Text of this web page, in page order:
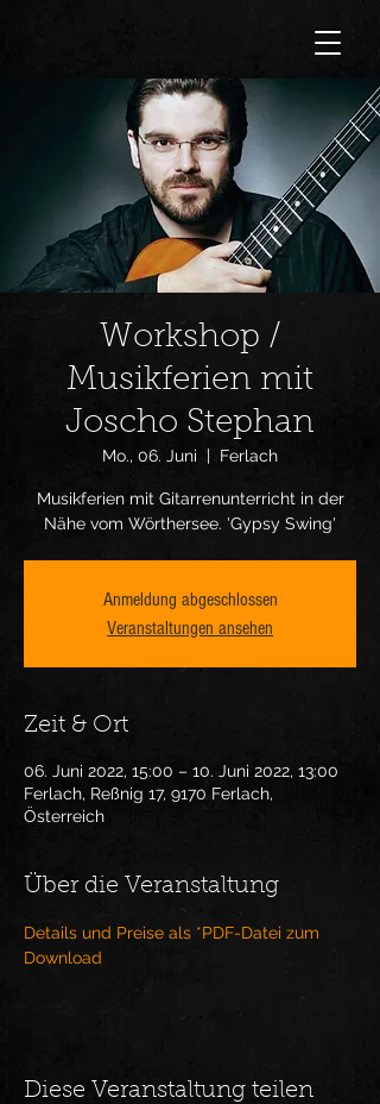
Workshop /
Musikferien mit
Joscho Stephan
Mo., 06. Juni
  |
Ferlach
Musikferien mit Gitarrenunterricht in der
Nähe vom Wörthersee. 'Gypsy Swing'
Anmeldung abgeschlossen
Veranstaltungen ansehen
Zeit & Ort
06. Juni 2022, 15:00 – 10. Juni 2022, 13:00
Ferlach, Reßnig 17, 9170 Ferlach,
Österreich
Über die Veranstaltung
Details und Preise als *PDF-Datei zum
Download
Diese Veranstaltung teilen